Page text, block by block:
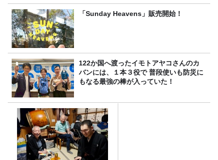
「Sunday Heavens」販売開始！
122か国へ渡ったイモトアヤコさんのカ
バンには、１本３役で 普段使いも防災に
もなる最強の棒が入っていた！